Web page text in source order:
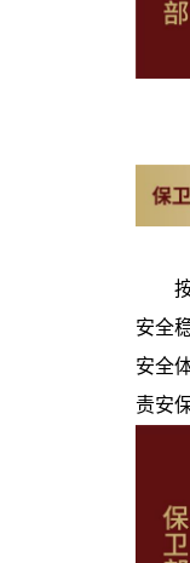
安全
安全
责安